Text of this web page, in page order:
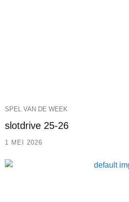
SPEL VAN DE WEEK
slotdrive 25-26
1 MEI 2026